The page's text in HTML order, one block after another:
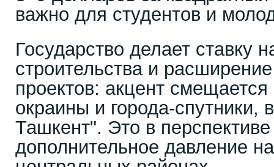
важно для студентов и
Государство делает ставку
строительства и
проектов: акцент
окраины и города-спутники,
Ташкент". Это в перспективе
дополнительное давление